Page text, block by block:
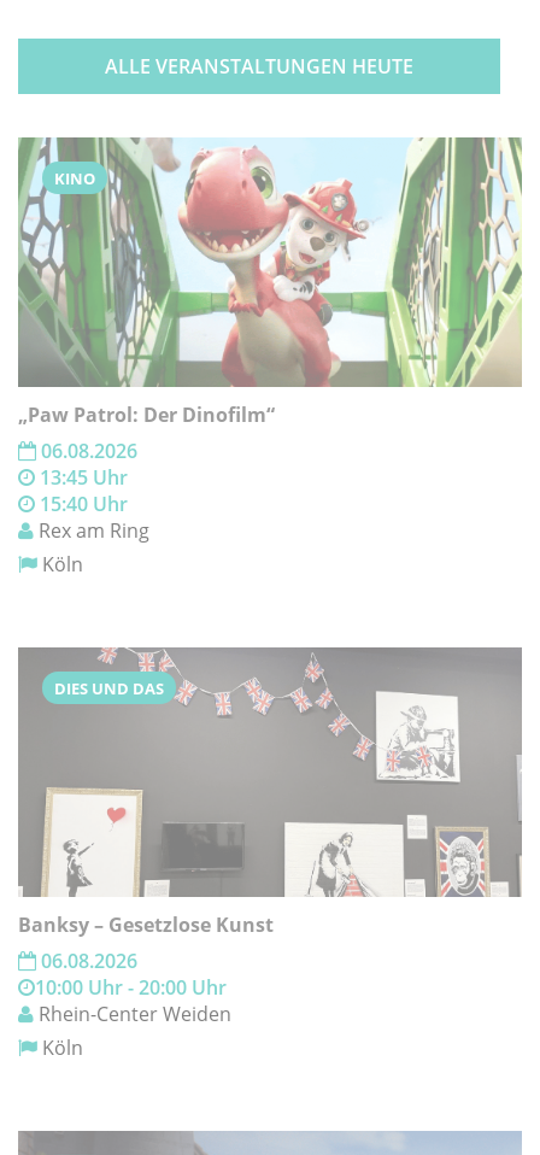
ALLE VERANSTALTUNGEN HEUTE
KINO
„Paw Patrol: Der Dinofilm“
06.08.2026
13:45 Uhr
15:40 Uhr
Rex am Ring
Köln
DIES UND DAS
Banksy – Gesetzlose Kunst
06.08.2026
10:00 Uhr - 20:00 Uhr
Rhein-Center Weiden
Köln